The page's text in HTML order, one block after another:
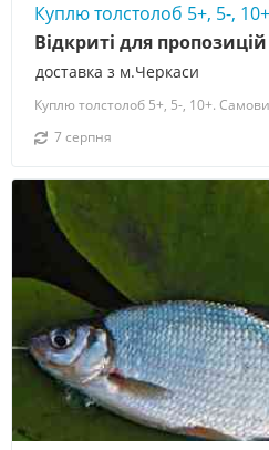
Куплю толстолоб 5+, 5-,
доставка з м.Черкаси
Відкриті для пропозицій
Куплю толстолоб 5+, 5-, 10+.
7 серпня